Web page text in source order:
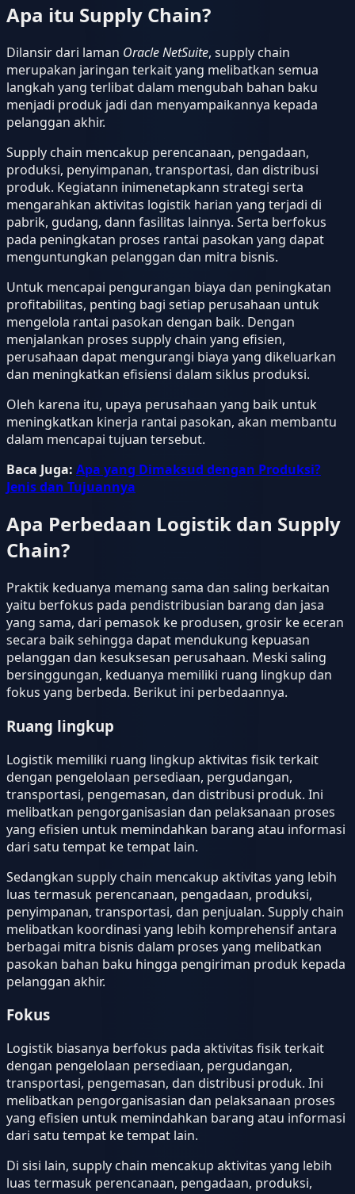
Apa itu Supply Chain?
Dilansir dari laman Oracle NetSuite, supply chain
merupakan jaringan terkait yang melibatkan semua
langkah yang terlibat dalam mengubah bahan baku
menjadi produk jadi dan menyampaikannya kepada
pelanggan akhir.
Supply chain mencakup perencanaan, pengadaan,
produksi, penyimpanan, transportasi, dan distribusi
produk. Kegiatann inimenetapkann strategi serta
mengarahkan aktivitas logistik harian yang terjadi di
pabrik, gudang, dann fasilitas lainnya. Serta berfokus
pada peningkatan proses rantai pasokan yang dapat
menguntungkan pelanggan dan mitra bisnis.
Untuk mencapai pengurangan biaya dan peningkatan
profitabilitas, penting bagi setiap perusahaan untuk
mengelola rantai pasokan dengan baik. Dengan
menjalankan proses supply chain yang efisien,
perusahaan dapat mengurangi biaya yang dikeluarkan
dan meningkatkan efisiensi dalam siklus produksi.
Oleh karena itu, upaya perusahaan yang baik untuk
meningkatkan kinerja rantai pasokan, akan membantu
dalam mencapai tujuan tersebut.
Baca Juga: Apa yang Dimaksud dengan Produksi?
Jenis dan Tujuannya
Apa Perbedaan Logistik dan Supply
Chain?
Praktik keduanya memang sama dan saling berkaitan
yaitu berfokus pada pendistribusian barang dan jasa
yang sama, dari pemasok ke produsen, grosir ke eceran
secara baik sehingga dapat mendukung kepuasan
pelanggan dan kesuksesan perusahaan. Meski saling
bersinggungan, keduanya memiliki ruang lingkup dan
fokus yang berbeda. Berikut ini perbedaannya.
Ruang lingkup
Logistik memiliki ruang lingkup aktivitas fisik terkait
dengan pengelolaan persediaan, pergudangan,
transportasi, pengemasan, dan distribusi produk. Ini
melibatkan pengorganisasian dan pelaksanaan proses
yang efisien untuk memindahkan barang atau informasi
dari satu tempat ke tempat lain.
Sedangkan supply chain mencakup aktivitas yang lebih
luas termasuk perencanaan, pengadaan, produksi,
penyimpanan, transportasi, dan penjualan. Supply chain
melibatkan koordinasi yang lebih komprehensif antara
berbagai mitra bisnis dalam proses yang melibatkan
pasokan bahan baku hingga pengiriman produk kepada
pelanggan akhir.
Fokus
Logistik biasanya berfokus pada aktivitas fisik terkait
dengan pengelolaan persediaan, pergudangan,
transportasi, pengemasan, dan distribusi produk. Ini
melibatkan pengorganisasian dan pelaksanaan proses
yang efisien untuk memindahkan barang atau informasi
dari satu tempat ke tempat lain.
Di sisi lain, supply chain mencakup aktivitas yang lebih
luas termasuk perencanaan, pengadaan, produksi,